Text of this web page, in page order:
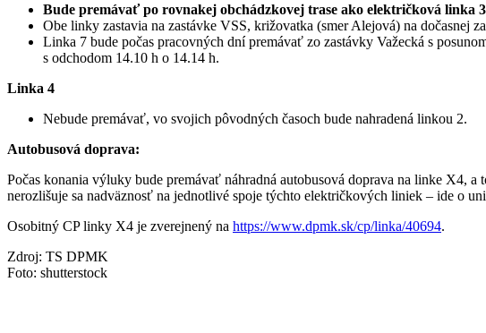
Bude premávať po rovnakej obchádzkovej trase ako električková linka
Obe linky zastavia na zastávke VSS, križovatka (smer Alejová) na dočasnej
Linka 7 bude počas pracovných dní premávať zo zastávky Važecká s
s odchodom 14.10 h o 14.14 h.
Linka 4
Nebude premávať, vo svojich pôvodných časoch bude nahradená linkou 2.
Autobusová doprava:
Počas konania výluky bude premávať náhradná autobusová doprava na linke X4, a
nerozlišuje sa nadväznosť na jednotlivé spoje týchto električkových liniek – ide o
Osobitný CP linky X4 je zverejnený na https://www.dpmk.sk/cp/linka/40694.
Zdroj: TS DPMK
Foto: shutterstock